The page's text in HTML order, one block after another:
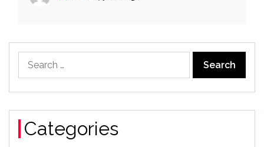
for:
Categories